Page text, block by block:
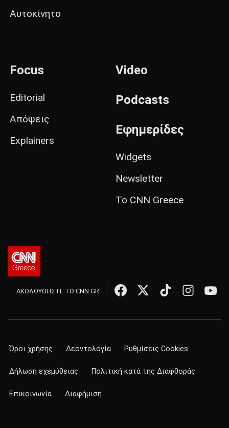
Αυτοκίνητο
Focus
Editorial
Απόψεις
Explainers
Video
Podcasts
Εφημερίδες
Widgets
Newsletter
Το CNN Greece
ΑΚΟΛΟΥΘΗΣΤΕ ΤΟ CNN.GR
Όροι χρήσης Δεοντολογία Ρυθμίσεις Cookies
Δήλωση εχεμύθειας Πολιτική κατά της Διαφθοράς
Επικοινωνία Διαφήμιση